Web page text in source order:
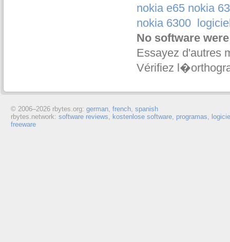
nokia e65 nokia
nokia 6300
No software
Essayez d'autres
Vérifiez
© 2006–2026 rbytes.org: german, french, spanish
rbytes.network: software reviews, kostenlose software, programas,
freeware